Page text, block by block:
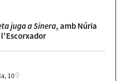
juga a Sinera, amb Núria
10